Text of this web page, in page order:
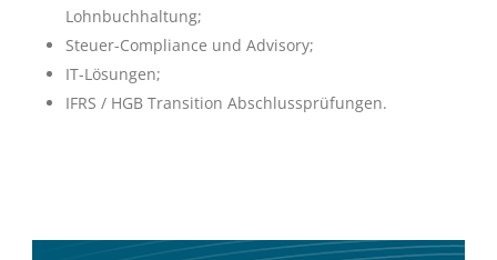
Lohnbuchhaltung;
Steuer-Compliance und Advisory;
IT-Lösungen;
IFRS / HGB Transition Abschlussprüfungen.